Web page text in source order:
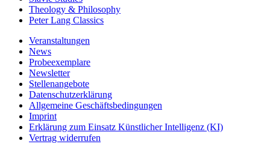
Science, Society and Culture
Slavic Studies
Peter Lang Classics
Veranstaltungen
News
Probeexemplare
Newsletter
Stellenangebote
Datenschutzerklärung
Allgemeine Geschäftsbedingungen
Imprint